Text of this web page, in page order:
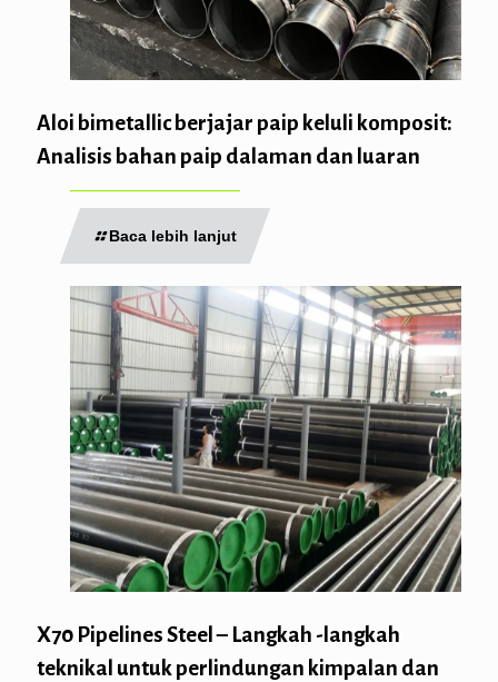
Aloi bimetallic berjajar paip keluli komposit:
Analisis bahan paip dalaman dan luaran
Baca lebih lanjut
X70 Pipelines Steel – Langkah -langkah
teknikal untuk perlindungan kimpalan dan